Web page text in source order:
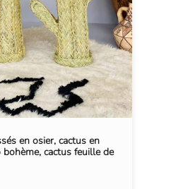
en osier, cactus en
bohème, cactus feuille de